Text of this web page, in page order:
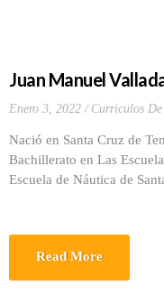
Juan Manuel
Enero 3, 2022 Curriculos
Nació en Santa Cruz de
Bachillerato en Las
Escuela de Náutica de
Read More